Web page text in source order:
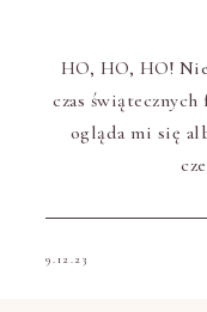
HO, HO, HO!
czas
ogląda mi się
9.12.23